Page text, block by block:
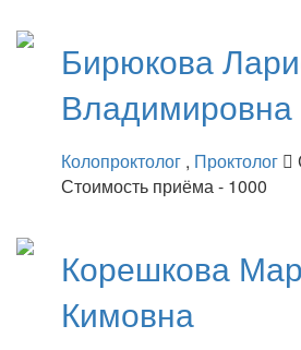
Бирюкова
Владимировна
Колопроктолог , Проктолог
Стоимость приёма - 1000
Корешкова
Кимовна